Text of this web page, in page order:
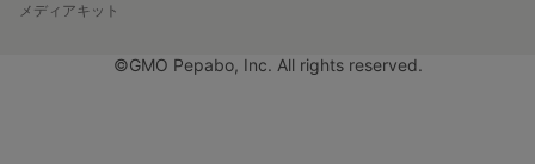
メディアキット
©GMO Pepabo, Inc. All rights reserved.